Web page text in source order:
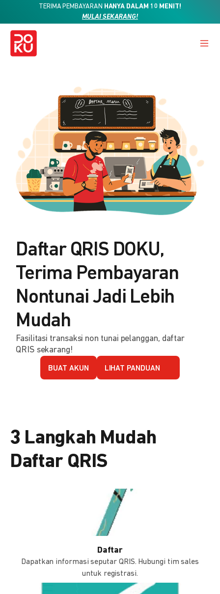
TERIMA PEMBAYARAN HANYA DALAM 10 MENIT!
MULAI SEKARANG!
Daftar QRIS DOKU,
Terima Pembayaran
Nontunai Jadi Lebih
Mudah
Fasilitasi transaksi non tunai pelanggan, daftar
QRIS sekarang!
BUAT AKUN LIHAT PANDUAN
3 Langkah Mudah
Daftar QRIS
Daftar
Dapatkan informasi seputar QRIS. Hubungi tim sales
untuk registrasi.